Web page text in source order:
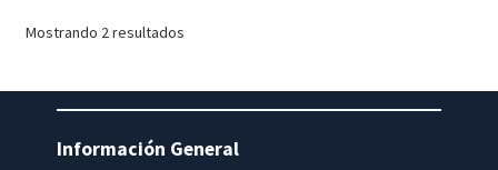
Mostrando 2 resultados
Información General